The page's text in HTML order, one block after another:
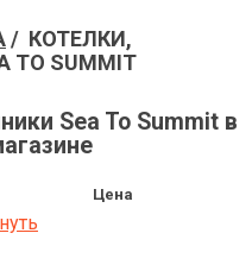
/ КОТЕЛКИ,
SUMMIT
Sea To Summit в
Цена